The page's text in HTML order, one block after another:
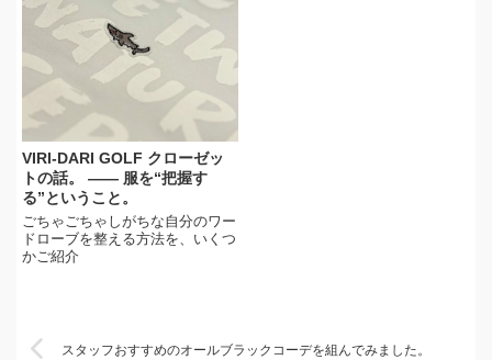
VIRI-DARI GOLF クローゼッ
トの話。 —— 服を“把握す
る”ということ。
ごちゃごちゃしがちな自分のワー
ドローブを整える方法を、いくつ
かご紹介
スタッフおすすめのオールブラックコーデを組んでみました。